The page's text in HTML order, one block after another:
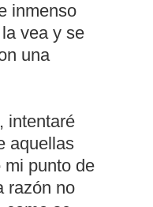
inmenso
vea y se
una
intentaré
aquellas
punto de
razón no